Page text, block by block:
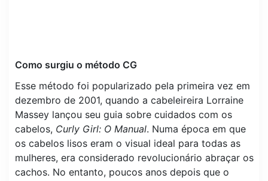
Como surgiu o método CG
Esse método foi popularizado pela primeira vez em
dezembro de 2001, quando a cabeleireira Lorraine
Massey lançou seu guia sobre cuidados com os
cabelos, Curly Girl: O Manual. Numa época em que
os cabelos lisos eram o visual ideal para todas as
mulheres, era considerado revolucionário abraçar os
cachos. No entanto, poucos anos depois que o